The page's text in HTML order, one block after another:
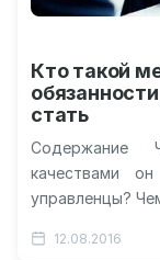
Кто такой
стать
Содержание
качествами
управленцы?
работать?…
12.08.2016